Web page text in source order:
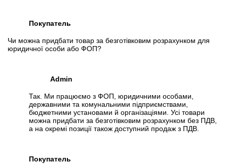
Покупатель
Чи можна придбати товар за безготівковим розрахунком для
юридичної особи або ФОП?
Admin
Так. Ми працюємо з ФОП, юридичними особами,
державними та комунальними підприємствами,
бюджетними установами й організаціями. Усі товари
можна придбати за безготівковим розрахунком без ПДВ,
а на окремі позиції також доступний продаж з ПДВ.
Покупатель